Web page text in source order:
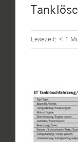
Lesezeit: < 1